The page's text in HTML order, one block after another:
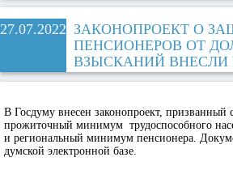
27.07.2022 ЗАКОНОПРОЕКТ О
ПЕНСИОНЕРОВ ОТ
ВЗЫСКАНИЙ ВНЕСЛИ
В Госдуму внесен законопроект, призванный
прожиточный минимум трудоспособного
и региональный минимум пенсионера.
думской электронной базе.